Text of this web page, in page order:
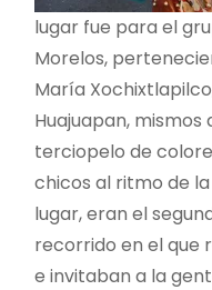
lugar fue para el
Morelos,
María
Huajuapan, mismos
terciopelo de
chicos al ritmo de
lugar, eran el
recorrido en el que
e invitaban a la